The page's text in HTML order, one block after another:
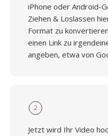
iPhone oder Android-
Ziehen & Loslassen
Format zu
einen Link zu
angeben, etwa von
2
Jetzt wird Ihr Video